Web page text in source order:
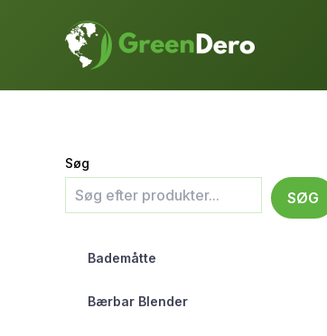
Søg
SØG
Bademåtte
Bærbar Blender